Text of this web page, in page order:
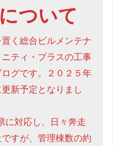
ついて
く総合ビルメンテナ
ティ・プラスの工事
グです。２０２５年
新予定となりまし
対応し、日々奔走
すが、管理棟数の約